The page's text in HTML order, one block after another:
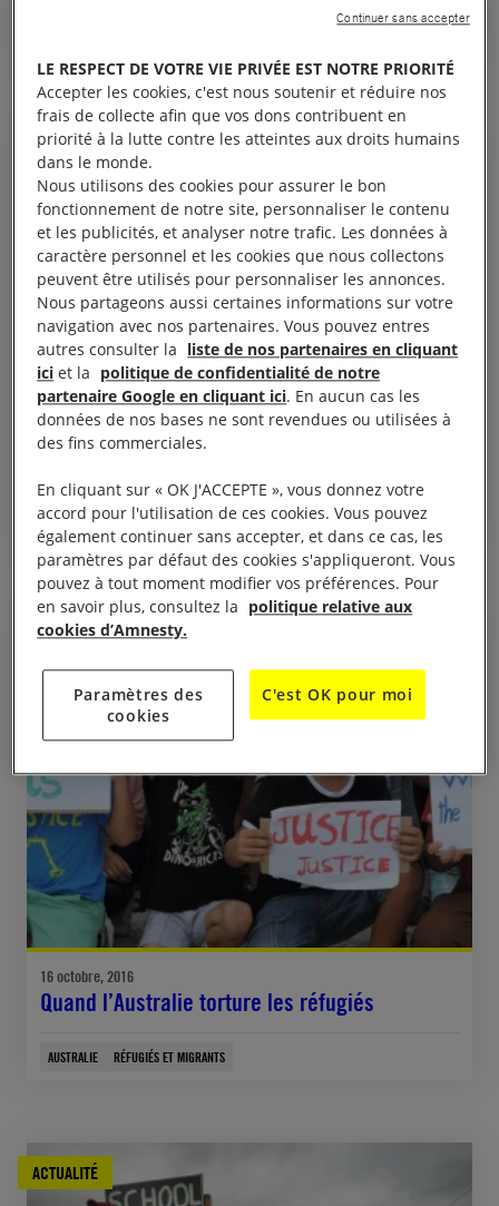
COMMUNIQUÉ DE PRESSE
17 octobre, 2016
Le système instauré par l’Australie a
transformé Nauru en une prison à ciel ouvert
AUSTRALIE RÉFUGIÉS ET MIGRANTS
ACTUALITÉ
16 octobre, 2016
Quand l’Australie torture les réfugiés
AUSTRALIE RÉFUGIÉS ET MIGRANTS
ACTUALITÉ
LE RESPECT DE VOTRE VIE PRIVÉE EST NOTRE PRIORITÉ
Accepter les cookies, c'est nous soutenir et réduire nos
frais de collecte afin que vos dons contribuent en
priorité à la lutte contre les atteintes aux droits humains
dans le monde.
Nous utilisons des cookies pour assurer le bon
fonctionnement de notre site, personnaliser le contenu
et les publicités, et analyser notre trafic. Les données à
caractère personnel et les cookies que nous collectons
peuvent être utilisés pour personnaliser les annonces.
Nous partageons aussi certaines informations sur votre
navigation avec nos partenaires. Vous pouvez entres
autres consulter la liste de nos partenaires en cliquant
ici et la politique de confidentialité de notre
partenaire Google en cliquant ici. En aucun cas les
données de nos bases ne sont revendues ou utilisées à
des fins commerciales.
En cliquant sur « OK J'ACCEPTE », vous donnez votre
accord pour l'utilisation de ces cookies. Vous pouvez
également continuer sans accepter, et dans ce cas, les
paramètres par défaut des cookies s'appliqueront. Vous
pouvez à tout moment modifier vos préférences. Pour
en savoir plus, consultez la politique relative aux
cookies d’Amnesty.
Paramètres des
cookies
C'est OK pour moi
Continuer sans accepter